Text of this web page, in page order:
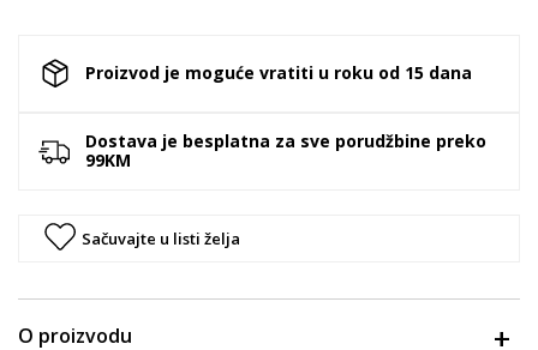
Proizvod je moguće vratiti u roku od 15 dana
Dostava je besplatna za sve porudžbine preko
99KM
Sačuvajte u listi želja
O proizvodu